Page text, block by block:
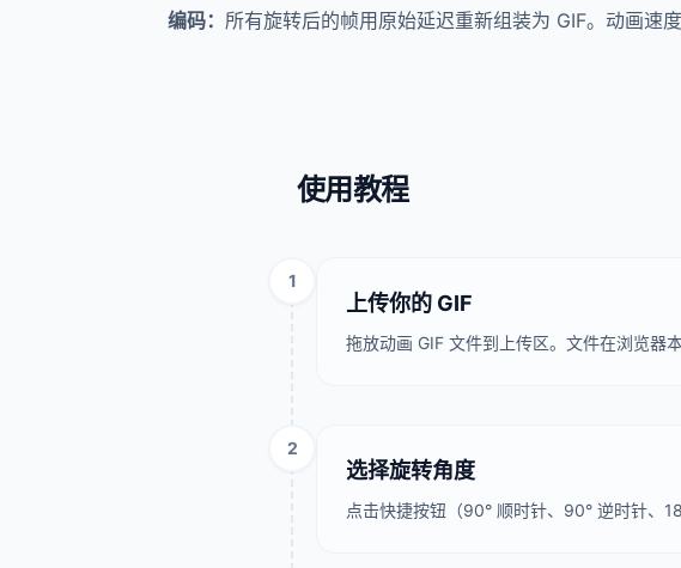
编码： 所有旋转后的帧用原始延迟重新组装为 GIF。动画速
使用教程
1
上传你的 GIF
拖放动画 GIF 文件到上传区。文件在浏览器
2
选择旋转角度
点击快捷按钮（90° 顺时针、90° 逆时针、